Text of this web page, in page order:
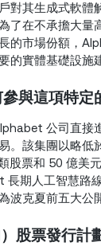
對其生成式軟體
了在不承擔大量
的市場份額，
的實體基礎設施
與這項特定
公司直接
。該集團以略低
股票和 50 億美
期人工智慧路
波克夏前五大公
股票發行計